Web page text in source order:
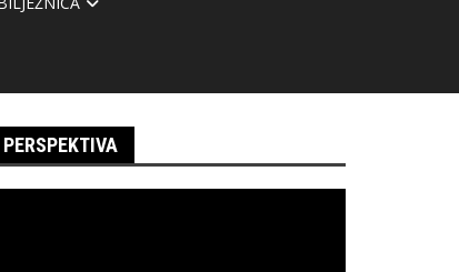
PERSPEKTIVA